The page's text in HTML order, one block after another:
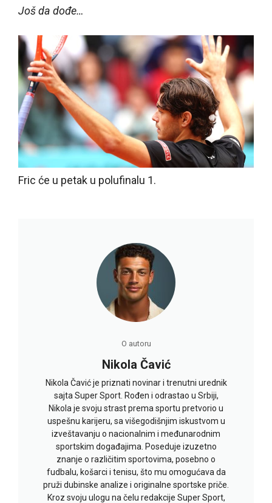
Još da dođe…
Fric će u petak u polufinalu 1.
O autoru
Nikola Čavić
Nikola Čavić je priznati novinar i trenutni urednik
sajta Super Sport. Rođen i odrastao u Srbiji,
Nikola je svoju strast prema sportu pretvorio u
uspešnu karijeru, sa višegodišnjim iskustvom u
izveštavanju o nacionalnim i međunarodnim
sportskim događajima. Poseduje izuzetno
znanje o različitim sportovima, posebno o
fudbalu, košarci i tenisu, što mu omogućava da
pruži dubinske analize i originalne sportske priče.
Kroz svoju ulogu na čelu redakcije Super Sport,